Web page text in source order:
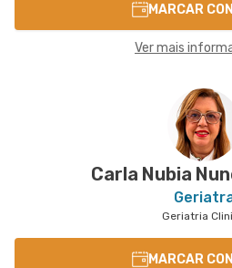
MARCAR
Ver mais
Carla Nubia
Geriatria
MARCAR